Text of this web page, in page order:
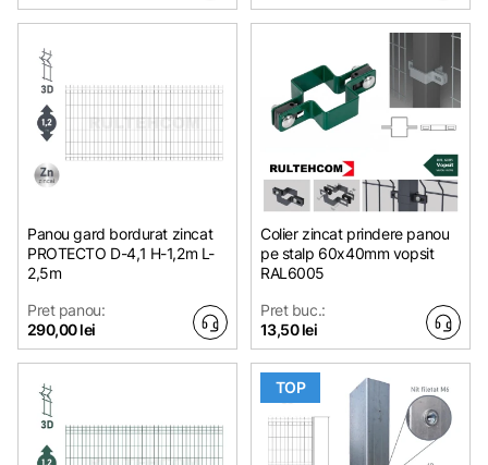
Panou gard bordurat zincat
PROTECTO D-4,1 H-1,2m L-
2,5m
Pret panou:
290,00 lei
Colier zincat prindere panou
pe stalp 60x40mm vopsit
RAL6005
Pret buc.:
13,50 lei
TOP